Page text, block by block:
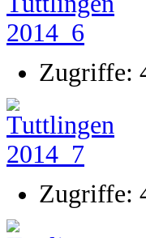
Zugriffe:
Zugriffe: